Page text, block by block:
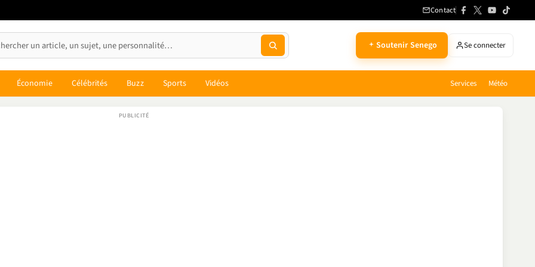
Contact
Soutenir Senego Se connecter
Économie Célébrités Buzz Sports Vidéos Services Météo